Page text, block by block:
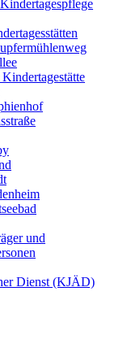
und
Dienst (KJÄD)